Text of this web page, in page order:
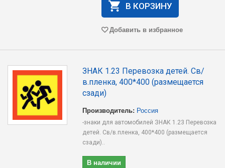
В КОРЗИНУ
Добавить в избранное
ЗНАК 1.23 Перевозка детей. Св/
в.пленка, 400*400 (размещается
сзади)
Производитель: Россия
-знаки для автомобилей ЗНАК 1.23 Перевозка
детей. Св/в.пленка, 400*400 (размещается
сзади)..
В наличии